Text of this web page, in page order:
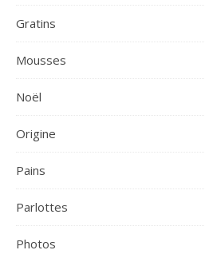
Gratins
Mousses
Noël
Origine
Pains
Parlottes
Photos